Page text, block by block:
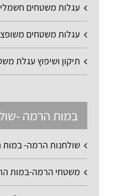
עגלות משטחים
עגלות משטחים
תיקון ושיפוץ עגלת
במות הרמה -
שולחנות הרמה- במות
משטחי הרמה-במות